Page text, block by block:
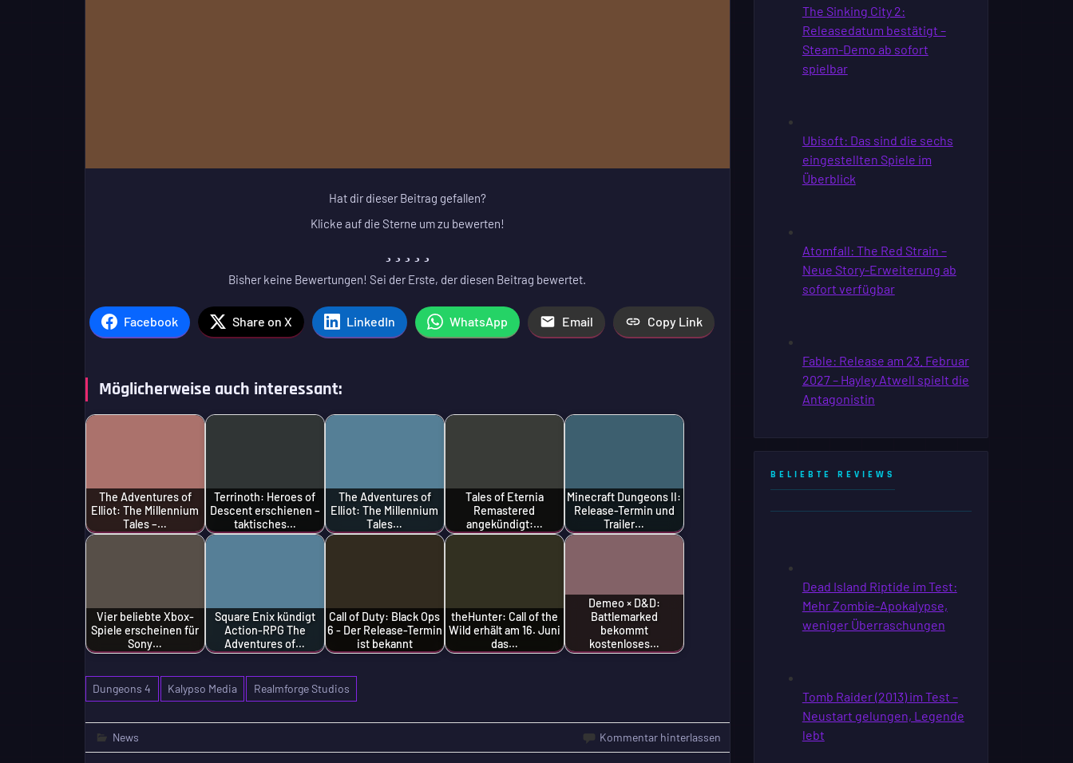
Hat dir dieser Beitrag gefallen?
Klicke auf die Sterne um zu bewerten!
Bisher keine Bewertungen! Sei der Erste, der diesen Beitrag bewertet.
Facebook Share on X LinkedIn WhatsApp Email Copy Link
Möglicherweise auch interessant:
The Adventures of
Elliot: The Millennium
Tales –…
Terrinoth: Heroes of
Descent erschienen –
taktisches…
The Adventures of
Elliot: The Millennium
Tales…
Tales of Eternia
Remastered
angekündigt:…
Minecraft Dungeons II:
Release-Termin und
Trailer…
Vier beliebte Xbox-
Spiele erscheinen für
Sony…
Square Enix kündigt
Action-RPG The
Adventures of…
Call of Duty: Black Ops
6 - Der Release-Termin
ist bekannt
theHunter: Call of the
Wild erhält am 16. Juni
das…
Demeo × D&D:
Battlemarked
bekommt
kostenloses…
Dungeons 4 Kalypso Media Realmforge Studios
News Kommentar hinterlassen
BELIEBTE REVIEWS